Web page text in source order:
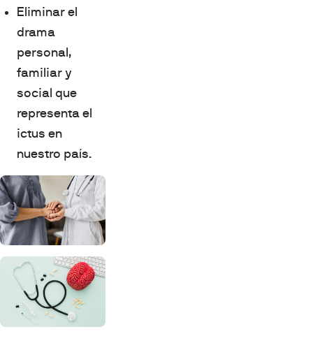
Eliminar el
drama
personal,
familiar y
social que
representa el
ictus en
nuestro país.